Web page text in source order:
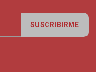
SUSCRIBIRME